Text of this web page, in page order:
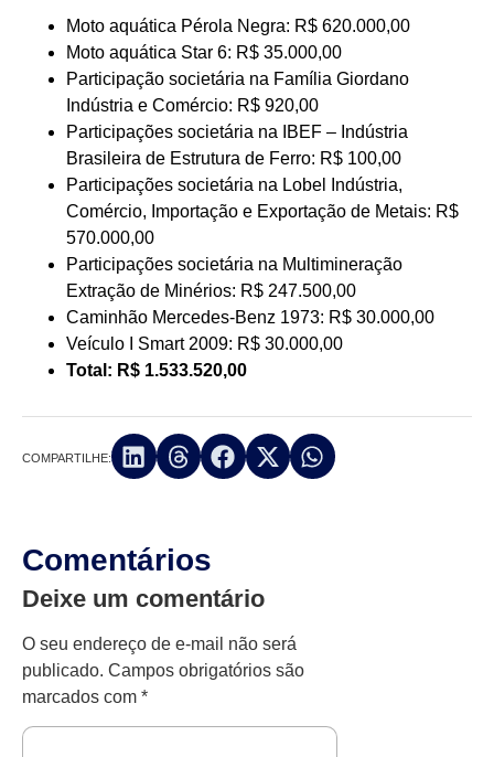
Moto aquática Pérola Negra: R$ 620.000,00
Moto aquática Star 6: R$ 35.000,00
Participação societária na Família Giordano
Indústria e Comércio: R$ 920,00
Participações societária na IBEF – Indústria
Brasileira de Estrutura de Ferro: R$ 100,00
Participações societária na Lobel Indústria,
Comércio, Importação e Exportação de Metais: R$
570.000,00
Participações societária na Multimineração
Extração de Minérios: R$ 247.500,00
Caminhão Mercedes-Benz 1973: R$ 30.000,00
Veículo I Smart 2009: R$ 30.000,00
Total: R$ 1.533.520,00
COMPARTILHE:
Comentários
Deixe um comentário
O seu endereço de e-mail não será
publicado. Campos obrigatórios são
marcados com *